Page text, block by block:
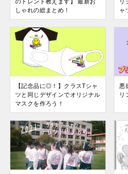
しゃれの総まとめ！
ャ
【記念品に◎！】クラスTシャ
ツと同じデザインでオリジナル
マスクを作ろう！
悪
リ